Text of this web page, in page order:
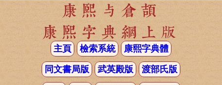
康熙与倉頡
康熙字典網上版
主頁 檢索系統 康熙字典體
同文書局版 武英殿版 渡部氏版